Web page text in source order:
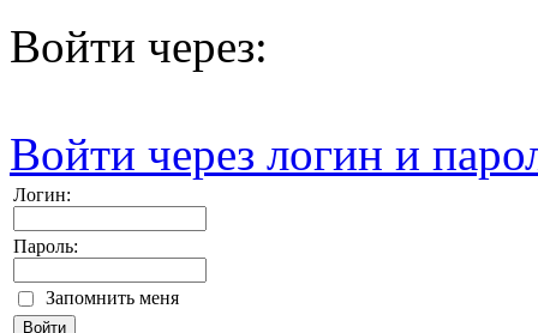
Войти через:
Войти через логин и
Логин:
Пароль:
Запомнить меня